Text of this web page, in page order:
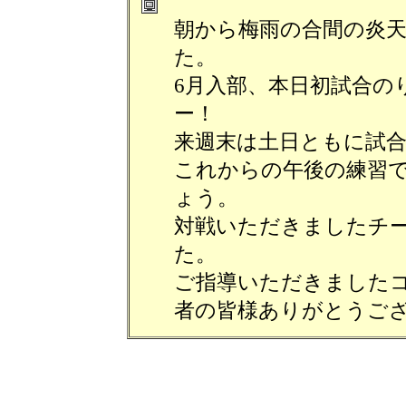
朝から梅雨の合間の炎
た。
6月入部、本日初試合
ー！
来週末は土日ともに試
これからの午後の練習
ょう。
対戦いただきましたチ
た。
ご指導いただきました
者の皆様ありがとうご